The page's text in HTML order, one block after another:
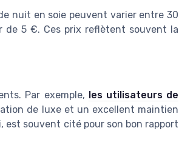
nuit en soie peuvent varier entre 30
5 €. Ces prix reflètent souvent la
Par exemple, les utilisateurs de
de luxe et un excellent maintien
est souvent cité pour son bon rapport